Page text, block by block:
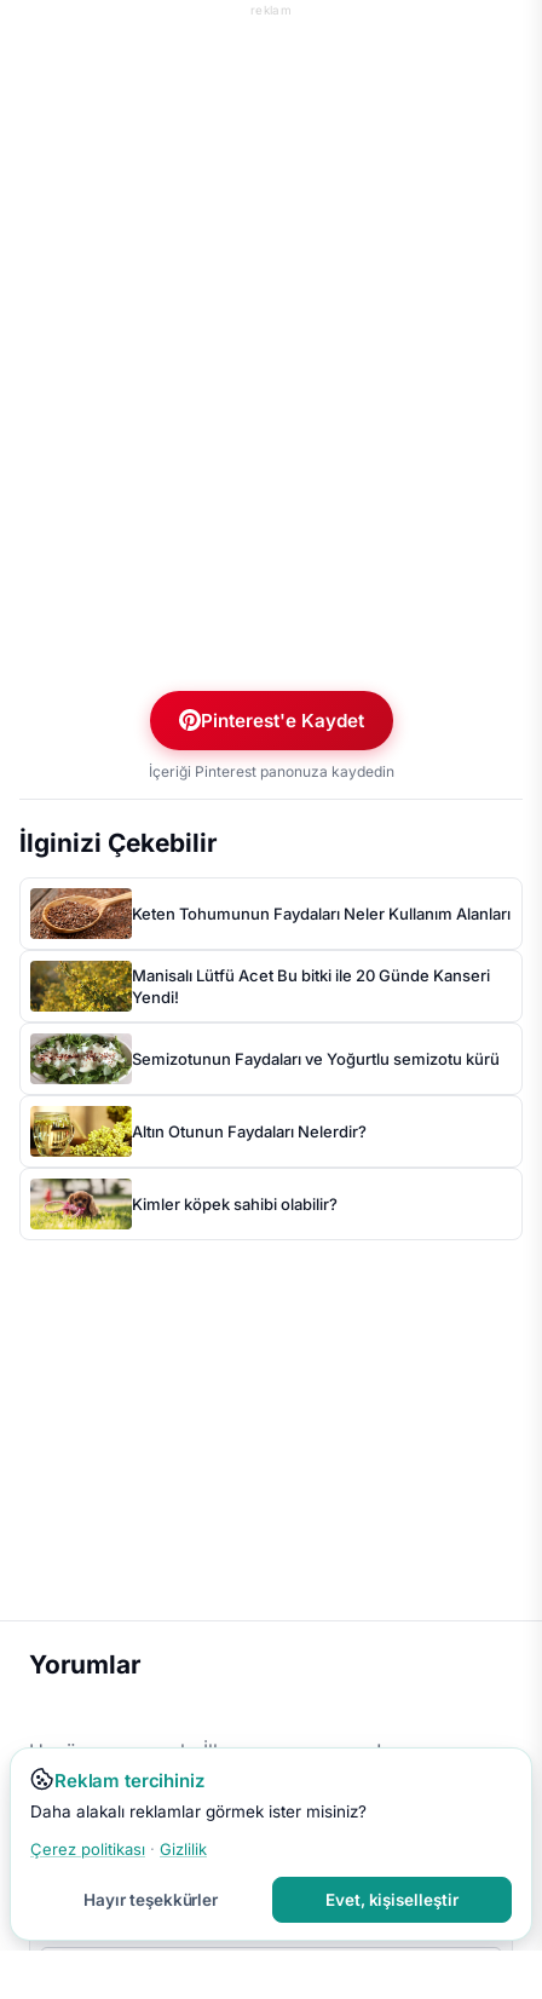
reklam
Pinterest'e Kaydet
İçeriği Pinterest panonuza kaydedin
İlginizi Çekebilir
Keten Tohumunun Faydaları Neler Kullanım Alanları
Manisalı Lütfü Acet Bu bitki ile 20 Günde Kanseri
Yendi!
Semizotunun Faydaları ve Yoğurtlu semizotu kürü
Altın Otunun Faydaları Nelerdir?
Kimler köpek sahibi olabilir?
Yorumlar
Henüz yorum yok. İlk yorumu sen yap!
Reklam tercihiniz
Daha alakalı reklamlar görmek ister misiniz?
Çerez politikası · Gizlilik
Hayır teşekkürler Evet, kişiselleştir